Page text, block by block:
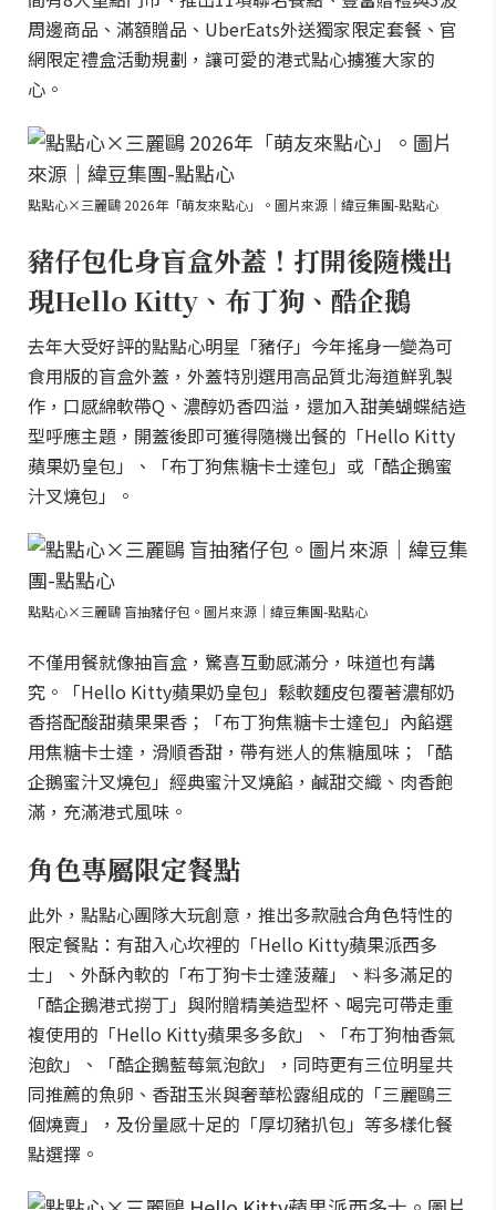
周邊商品、滿額贈品、UberEats外送獨家限定套餐、官
網限定禮盒活動規劃，讓可愛的港式點心擄獲大家的
心。
點點心×三麗鷗 2026年「萌友來點心」。圖片來源｜緯豆集團-點點心
豬仔包化身盲盒外蓋！打開後隨機出
現Hello Kitty、布丁狗、酷企鵝
去年大受好評的點點心明星「豬仔」今年搖身一變為可
食用版的盲盒外蓋，外蓋特別選用高品質北海道鮮乳製
作，口感綿軟帶Q、濃醇奶香四溢，還加入甜美蝴蝶結造
型呼應主題，開蓋後即可獲得隨機出餐的「Hello Kitty
蘋果奶皇包」、「布丁狗焦糖卡士達包」或「酷企鵝蜜
汁叉燒包」。
點點心×三麗鷗 盲抽豬仔包。圖片來源｜緯豆集團-點點心
不僅用餐就像抽盲盒，驚喜互動感滿分，味道也有講
究。「Hello Kitty蘋果奶皇包」鬆軟麵皮包覆著濃郁奶
香搭配酸甜蘋果果香；「布丁狗焦糖卡士達包」內餡選
用焦糖卡士達，滑順香甜，帶有迷人的焦糖風味；「酷
企鵝蜜汁叉燒包」經典蜜汁叉燒餡，鹹甜交織、肉香飽
滿，充滿港式風味。
角色專屬限定餐點
此外，點點心團隊大玩創意，推出多款融合角色特性的
限定餐點：有甜入心坎裡的「Hello Kitty蘋果派西多
士」、外酥內軟的「布丁狗卡士達菠蘿」、料多滿足的
「酷企鵝港式撈丁」與附贈精美造型杯、喝完可帶走重
複使用的「Hello Kitty蘋果多多飲」、「布丁狗柚香氣
泡飲」、「酷企鵝藍莓氣泡飲」，同時更有三位明星共
同推薦的魚卵、香甜玉米與奢華松露組成的「三麗鷗三
個燒賣」，及份量感十足的「厚切豬扒包」等多樣化餐
點選擇。